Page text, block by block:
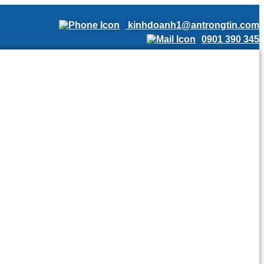
kinhdoanh1@antrongtin.com
0901 390 345